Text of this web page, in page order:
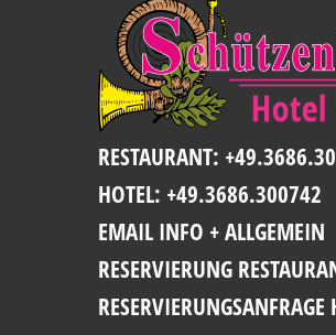
RESTAURANT:
HOTEL: +49.3686.300742
EMAIL INFO + ALLGEMEIN
RESERVIERUNG
RESERVIERUNGSANFRAGE